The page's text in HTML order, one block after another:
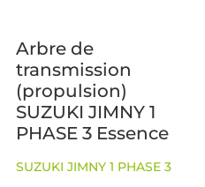
Arbre de
transmission
(propulsion)
SUZUKI JIMNY 1
PHASE 3 Essence
SUZUKI JIMNY 1 PHASE 3